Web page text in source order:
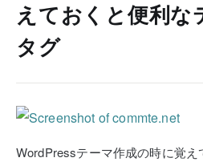
えておくと便利な
タグ
WordPressテーマ作成の時に覚